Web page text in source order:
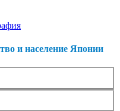
и население Японии